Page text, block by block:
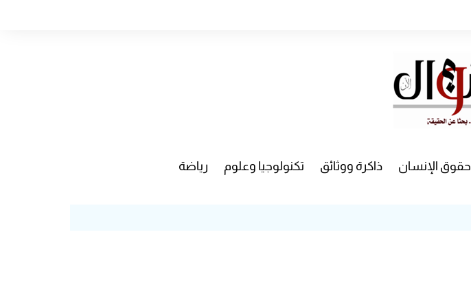
حقوق الإنسان ذاكرة ووثائق تكنولوجيا وعلوم رياضة